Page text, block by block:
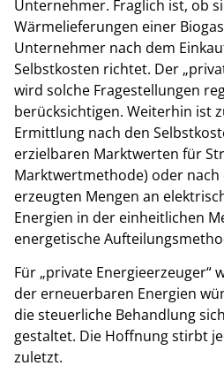
Unternehmer. Fraglich ist, ob
Wärmelieferungen einer
Unternehmer nach dem
Selbstkosten richtet. Der
wird solche Fragestellungen
berücksichtigen. Weiterhin ist
Ermittlung nach den
erzielbaren Marktwerten für
Marktwertmethode) oder
erzeugten Mengen an
Energien in der einheitlichen
energetische
Für „private Energieerzeuger“
der erneuerbaren Energien
die steuerliche Behandlung
gestaltet. Die Hoffnung stirbt
zuletzt.